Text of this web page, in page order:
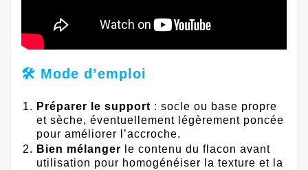
🛠️ Mode d’emploi
Préparer le support : socle ou base propre
et sèche, éventuellement légèrement poncée
pour améliorer l’accroche.
Bien mélanger le contenu du flacon avant
utilisation pour homogénéiser la texture et la